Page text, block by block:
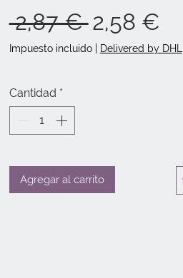
2,87 € Precio
2,58 €
de
Impuesto incluido| Delivered by DHL
Cantidad *
Agregar al carrito